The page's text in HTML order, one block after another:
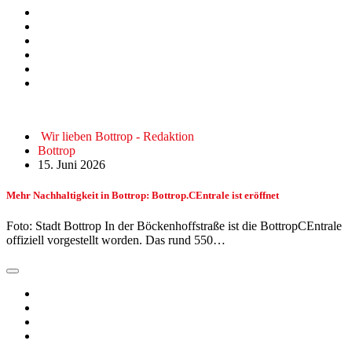
Wir lieben Bottrop - Redaktion
Bottrop
15. Juni 2026
Mehr Nachhaltigkeit in Bottrop: Bottrop.CEntrale ist eröffnet
Foto: Stadt Bottrop In der Böckenhoffstraße ist die BottropCEntrale
offiziell vorgestellt worden. Das rund 550…